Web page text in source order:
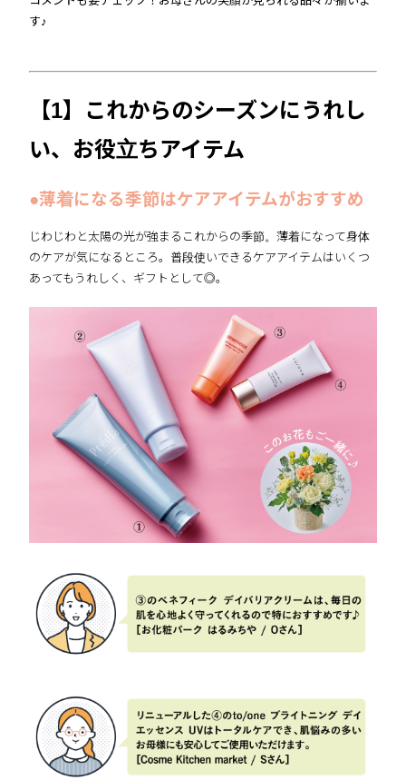
す♪
【1】これからのシーズンにうれし
い、お役立ちアイテム
●薄着になる季節はケアアイテムがおすすめ
じわじわと太陽の光が強まるこれからの季節。薄着になって身体
のケアが気になるところ。普段使いできるケアアイテムはいくつ
あってもうれしく、ギフトとして◎。